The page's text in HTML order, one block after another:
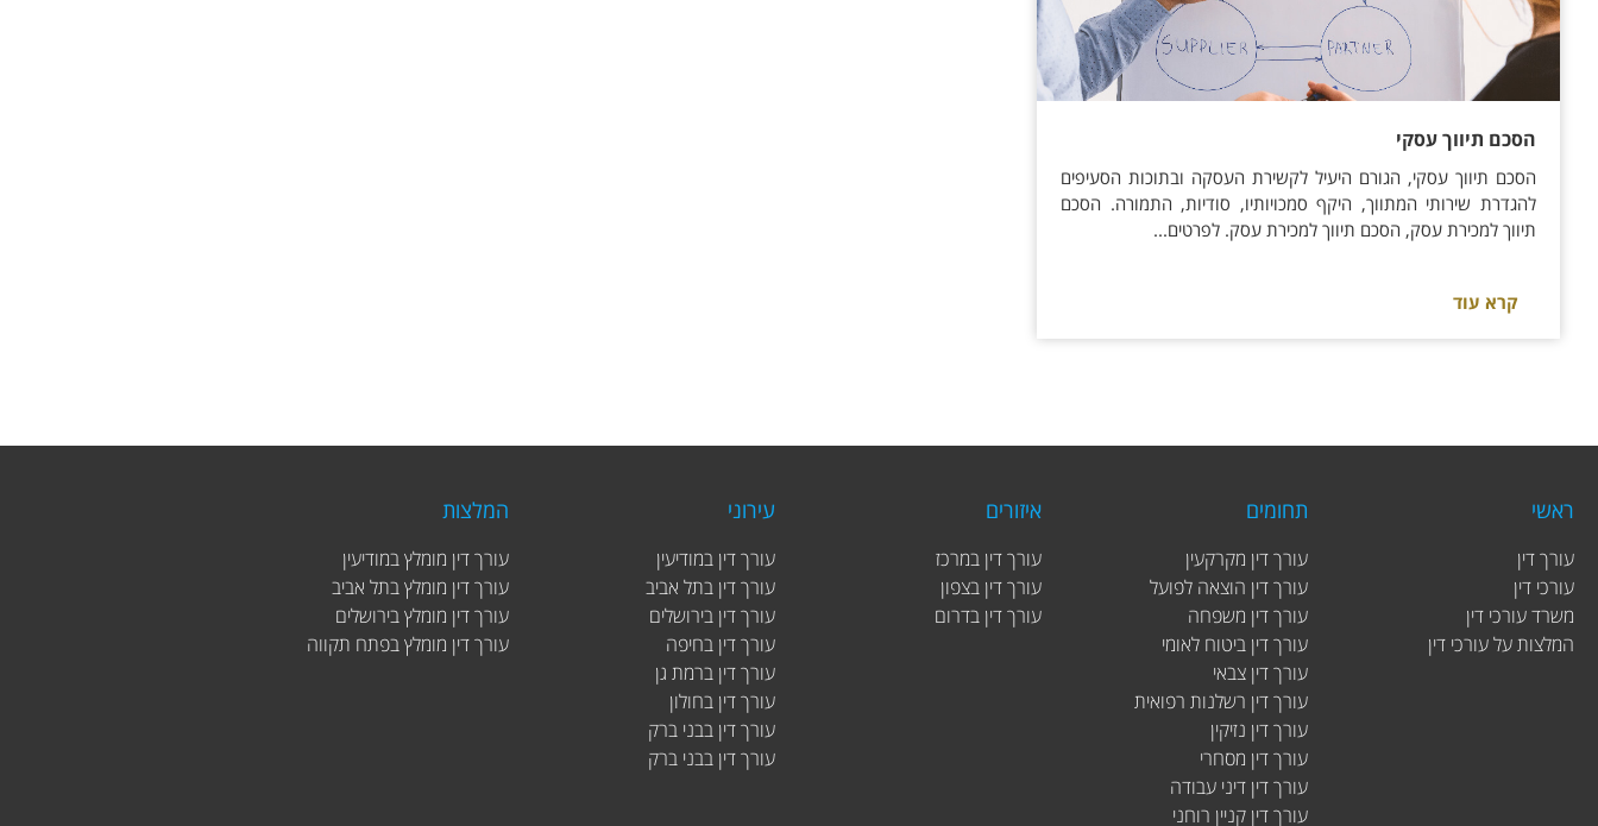
הסכם תיווך עסקי
הסכם תיווך עסקי, הגורם היעיל לקשירת העסקה ובתוכות הסעיפים
להגדרת שירותי המתווך, היקף סמכויותיו, סודיות, התמורה. הסכם
תיווך למכירת עסק, הסכם תיווך למכירת עסק. לפרטים...
קרא עוד
ראשי
עורך דין
עורכי דין
משרד עורכי דין
המלצות על עורכי דין
תחומים
עורך דין מקרקעין
עורך דין הוצאה לפועל
עורך דין משפחה
עורך דין ביטוח לאומי
עורך דין צבאי
עורך דין רשלנות רפואית
עורך דין נזיקין
עורך דין מסחרי
עורך דין דיני עבודה
עורך דין קניין רוחני
איזורים
עורך דין במרכז
עורך דין בצפון
עורך דין בדרום
עירוני
עורך דין במודיעין
עורך דין בתל אביב
עורך דין בירושלים
עורך דין בחיפה
עורך דין ברמת גן
עורך דין בחולון
עורך דין בבני ברק
עורך דין בבני ברק
המלצות
עורך דין מומלץ במודיעין
עורך דין מומלץ בתל אביב
עורך דין מומלץ בירושלים
עורך דין מומלץ בפתח תקווה